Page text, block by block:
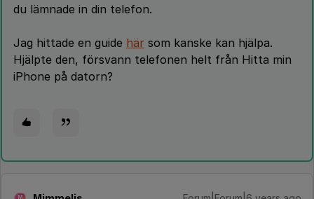
du lämnade in din telefon.
Jag hittade en guide här som kanske kan hjälpa.
Hjälpte den, försvann telefonen helt från Hitta min
iPhone på datorn?